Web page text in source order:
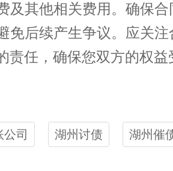
及其他相关费用。确保
免后续产生争议。应关
责任，确保您双方的权益
司 湖州讨债 湖州催